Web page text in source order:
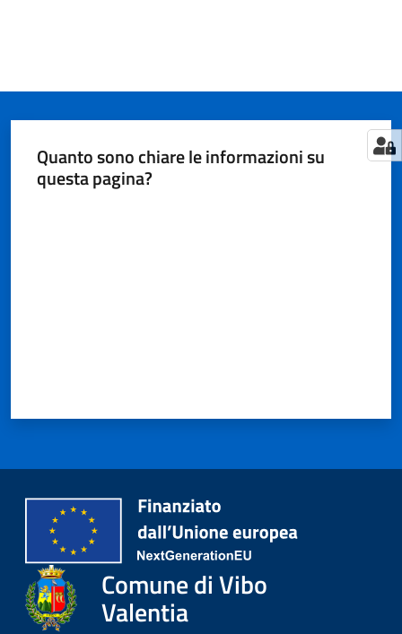
Quanto sono chiare le informazioni su
questa pagina?
Comune di Vibo
Valentia